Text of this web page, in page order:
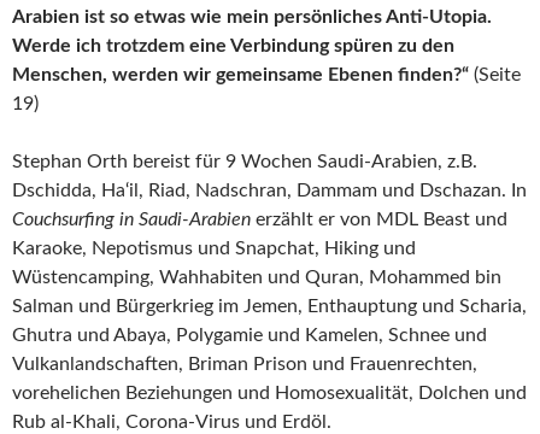
Arabien ist so etwas wie mein persönliches Anti-Utopia.
Werde ich trotzdem eine Verbindung spüren zu den
Menschen, werden wir gemeinsame Ebenen finden?“ (Seite
19)
Stephan Orth bereist für 9 Wochen Saudi-Arabien, z.B.
Dschidda, Ha‘il, Riad, Nadschran, Dammam und Dschazan. In
Couchsurfing in Saudi-Arabien erzählt er von MDL Beast und
Karaoke, Nepotismus und Snapchat, Hiking und
Wüstencamping, Wahhabiten und Quran, Mohammed bin
Salman und Bürgerkrieg im Jemen, Enthauptung und Scharia,
Ghutra und Abaya, Polygamie und Kamelen, Schnee und
Vulkanlandschaften, Briman Prison und Frauenrechten,
vorehelichen Beziehungen und Homosexualität, Dolchen und
Rub al-Khali, Corona-Virus und Erdöl.